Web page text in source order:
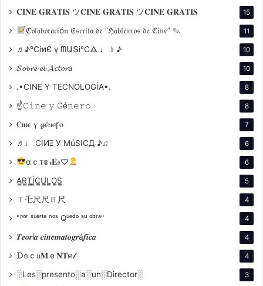
Brian» (1971), «Rollerball» (1975), » Un puente
demasiado lejos» (1977), «Ladrón” (1981) y » El
jugador» (1974). También fue reconocido por su
versatilidad y habilidad para encarnar una amplia
gama de personajes a lo largo de su carrera. Trabajó
ocasiones y fue recordado como una figura cercana y
significativa en la
𝐂𝐈𝐍𝐄 𝐆𝐑𝐀𝐓𝐈𝐒 ツ𝐂𝐈𝐍𝐄 𝐆𝐑𝐀𝐓𝐈𝐒 ツ𝐂𝐈𝐍𝐄 𝐆𝐑𝐀𝐓𝐈𝐒 15
ℭ𝔬𝔩𝔞𝔟𝔬𝔯𝔞𝔠𝔦ó𝔫 𝔈𝔰𝔠𝔯𝔦𝔱𝔞 𝔡𝔢 “ℌ𝔞𝔟𝔩𝔢𝔪𝔬𝔰 𝔡𝔢 ℭ𝔦𝔫𝔢” ✎ 11
♬♪℃іทЄ ү ᗰԱՏі℃ᗋ ♩ ♭ ♪ 10
𝓢𝓸𝓫𝓻𝓮 𝓮𝓵 𝓐𝓬𝓽𝓸𝓻a 10
.•CINE Y TECNOLOGÍA•. 8
☝𝙲𝚒𝚗𝚎 𝚢 𝙶é𝚗𝚎𝚛𝚘 8
Ⲥⲓⲛⲉ ⲩ 𝓰ⲉ́ⲛⲉꞅⲟ 7
♬♩ CIИΞ У MúSICД ♪♫ 6
αｃт𝕠𝓇𝐄𝔰♡ 6
A̳R̳T̳Í̳C̳U̳L̳O̳S̳ 5
ㄒ乇尺尺ㄖ尺 4
"ᴾᵒʳ ˢᵘᵉʳᵗᵉ ⁿᵒˢ Qᵘᵉᵈᵒ ˢᵘ ᵒᵇʳᵃ" 4
𝑻𝒆𝒐𝒓í𝒂 𝒄𝒊𝒏𝒆𝒎𝒂𝒕𝒐𝒈𝒓á𝒇𝒊𝒄𝒂 4
ᗪ๏ｃ𝔲𝐌ｅ𝐍𝐓ค𝓁 4
░Les░presento░a░un░Director░ 3